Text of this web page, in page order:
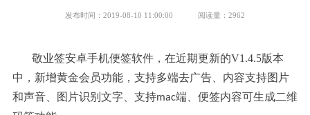
发布时间：2019-08-10 11:00:00 阅读量：2962
敬业签安卓手机便签软件，在近期更新的V1.4.5版本
中，新增黄金会员功能，支持多端去广告、内容支持图片
和声音、图片识别文字、支持mac端、便签内容可生成二维